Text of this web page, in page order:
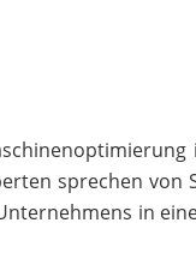
sprechen von
in